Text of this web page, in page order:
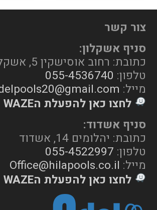
צור קשר
סניף אשקלון:
כתובת: רחוב אוסישקין 5, אשקלון
טלפון: 055-4536740
מייל:
לחצו כאן להפעלת הWAZE
סניף אשדוד:
כתובת: יהלומים 14, אשדוד
טלפון: 055-4522997
מייל: Office@hilapools.co.il
לחצו כאן להפעלת הWAZE